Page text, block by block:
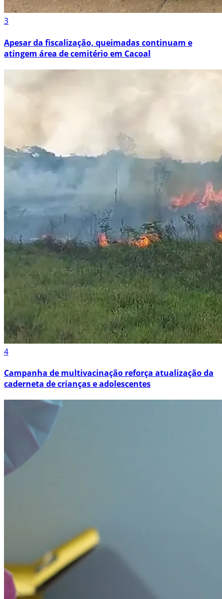
3
Apesar da fiscalização, queimadas continuam e
atingem área de cemitério em Cacoal
4
Campanha de multivacinação reforça atualização da
caderneta de crianças e adolescentes